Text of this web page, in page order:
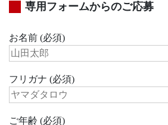
専用フォームからのご応募
お名前 (必須)
フリガナ (必須)
ご年齢 (必須)